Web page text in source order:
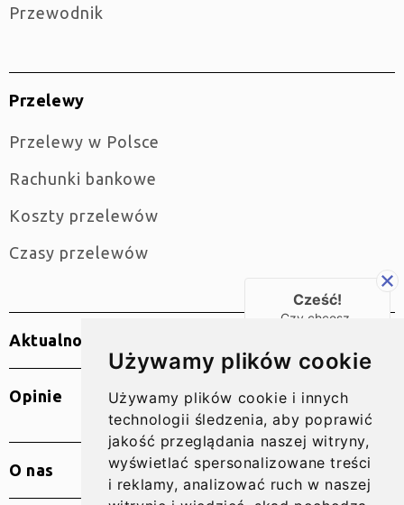
Używamy plików cookie
Używamy plików cookie i innych
technologii śledzenia, aby poprawić
jakość przeglądania naszej witryny,
wyświetlać spersonalizowane treści
i reklamy, analizować ruch w naszej
Przewodnik
Przelewy
Przelewy w Polsce
Rachunki bankowe
Koszty przelewów
Czasy przelewów
Aktualności
Opinie
O nas
Cześć!
Czy chcesz,
do Ciebie za darmo
w28sekund?
TAK